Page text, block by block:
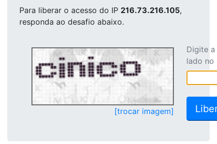
Para liberar o acesso do IP 216.73.216.105,
responda ao desafio abaixo.
[trocar imagem]
Digite
lado no